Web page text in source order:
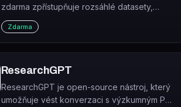
zdarma zpřístupňuje rozsáhlé datasety,
nástroje a modely pro výzkum strojového
učení.
Zdarma
ResearchGPT
ResearchGPT je open-source nástroj, který
umožňuje vést konverzaci s výzkumným PDF